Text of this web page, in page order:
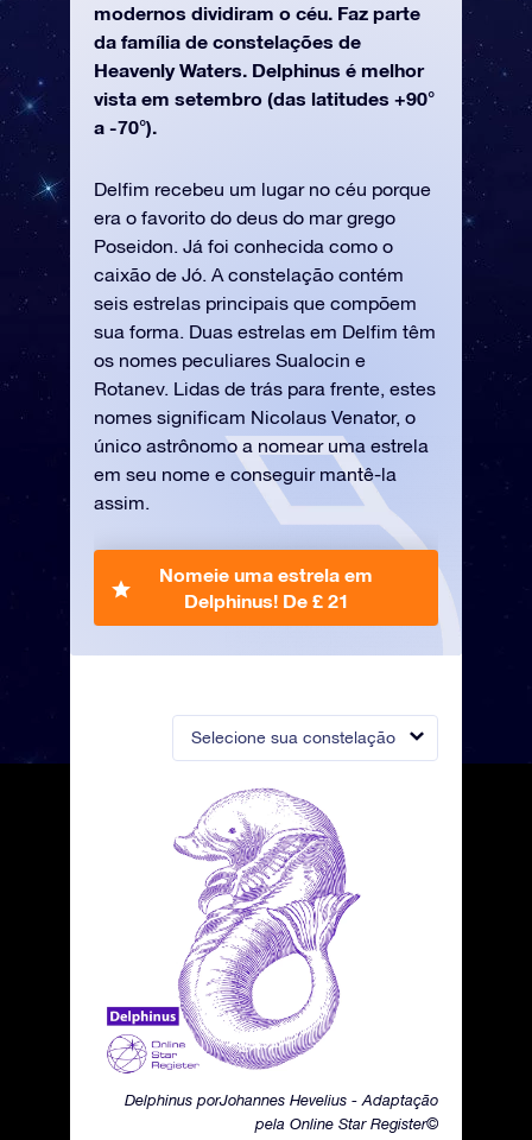
Selecione sua constelação
Delphinus porJohannes Hevelius - Adaptação
pela Online Star Register©
modernos dividiram o céu. Faz parte
da família de constelações de
Heavenly Waters. Delphinus é melhor
vista em setembro (das latitudes +90°
a -70°).
Delfim recebeu um lugar no céu porque
era o favorito do deus do mar grego
Poseidon. Já foi conhecida como o
caixão de Jó. A constelação contém
seis estrelas principais que compõem
sua forma. Duas estrelas em Delfim têm
os nomes peculiares Sualocin e
Rotanev. Lidas de trás para frente, estes
nomes significam Nicolaus Venator, o
único astrônomo a nomear uma estrela
em seu nome e conseguir mantê-la
assim.
Nomeie uma estrela em
Delphinus! De £ 21